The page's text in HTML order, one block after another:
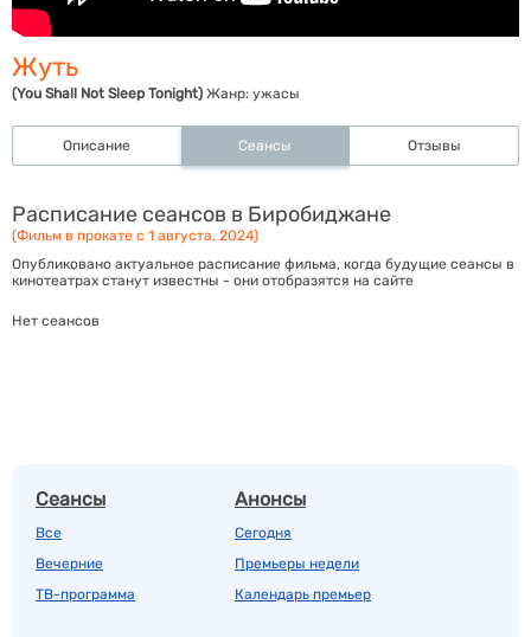
Жуть
(You Shall Not Sleep Tonight) Жанр: ужасы
Описание Сеансы Отзывы
Расписание сеансов в Биробиджане
(Фильм в прокате с 1 августа, 2024)
Опубликовано актуальное расписание фильма, когда будущие сеансы в
кинотеатрах станут известны - они отобразятся на сайте
Нет сеансов
Сеансы
Все
Вечерние
ТВ-программа
Анонсы
Сегодня
Премьеры недели
Календарь премьер